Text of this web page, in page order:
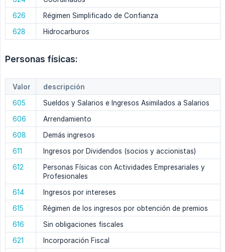
626
Régimen Simplificado de Confianza
628
Hidrocarburos
Personas físicas:
Valor
descripción
605
Sueldos y Salarios e Ingresos Asimilados a Salarios
606
Arrendamiento
608
Demás ingresos
611
Ingresos por Dividendos (socios y accionistas)
612
Personas Físicas con Actividades Empresariales y
Profesionales
614
Ingresos por intereses
615
Régimen de los ingresos por obtención de premios
616
Sin obligaciones fiscales
621
Incorporación Fiscal